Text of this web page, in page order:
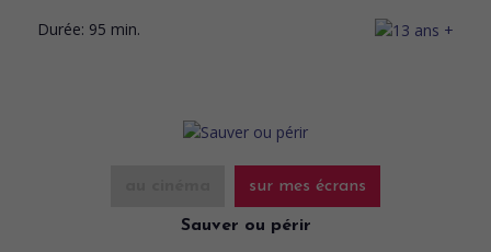
Durée: 95 min.
sur mes écrans
Sauver ou périr